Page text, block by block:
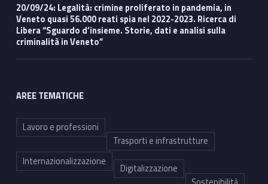
20/09/24: Legalità: crimine proliferato in pandemia, in
Veneto quasi 56.000 reati spia nel 2022-2023. Ricerca di
Libera “Sguardo d’insieme. Storie, dati e analisi sulla
criminalità in Veneto”
AREE TEMATICHE
Lavoro e professioni
Trasporti e infrastrutture
Internazionalizzazione
Digitalizzazione